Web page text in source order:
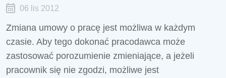
06 lis 2012
Zmiana umowy o pracę jest możliwa w każdym
czasie. Aby tego dokonać pracodawca może
zastosować porozumienie zmieniające, a jeżeli
pracownik się nie zgodzi, możliwe jest